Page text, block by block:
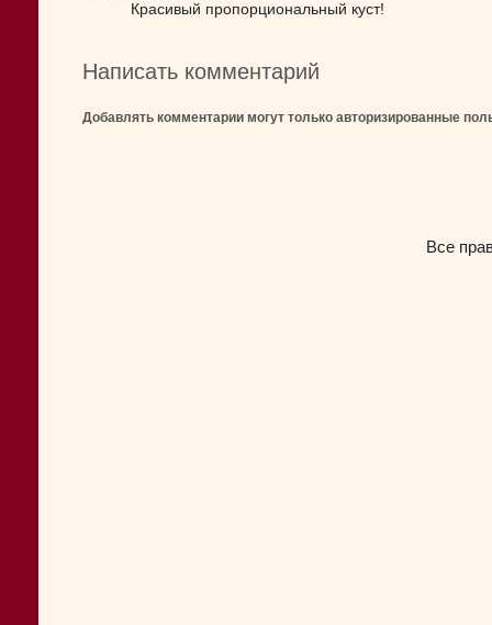
Красивый пропорциональный куст!
Написать комментарий
Добавлять комментарии могут только авторизированные
Все